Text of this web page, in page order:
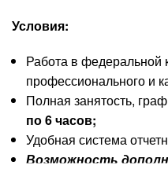
Условия:
Работа в федеральной
профессионального и
Полная занятость,
по 6 часов;
Удобная система
Возможность